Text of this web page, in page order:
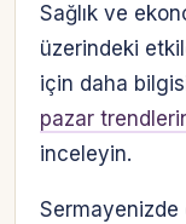
Sağlık ve
üzerindeki
için daha
pazar
inceleyin.
Sermayenizde